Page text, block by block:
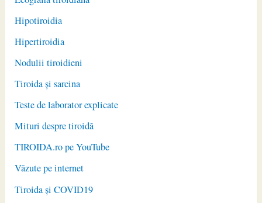
Hipotiroidia
Hipertiroidia
Nodulii tiroidieni
Tiroida și sarcina
Teste de laborator explicate
Mituri despre tiroidă
TIROIDA.ro pe YouTube
Văzute pe internet
Tiroida și COVID19